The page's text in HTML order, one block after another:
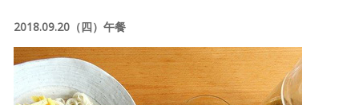
書房集
日記簿
2018.09.20（四）午餐